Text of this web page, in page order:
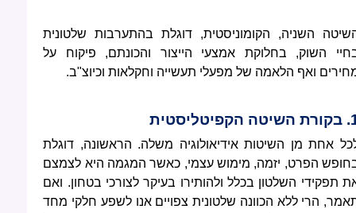
השניה, הקומוניסטית, דוגלת בהתערבות שלטונית
השוק, בחלוקת אמצעי הייצור והכונתם, פיקוח על
ואף הלאמה של מפעלי תעשייה וחקלאות וכיוצ"ב.
אחת מן השיטות אידיאולוגיה משלה. הראשונה, דוגלת
הפרט, יזמה, מימוש עצמי, כאשר המגמה היא לצמצם
תפקידי השלטון בכלל ולהותירו בעיקר לצורכי בטחון. ואם
הרי ללא הכוונה שלטונית צפויים אנו לשפע חלקי מחד